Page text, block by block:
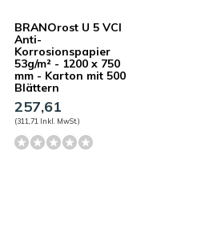
BRANOrost U 5 VCI
Anti-
Korrosionspapier
53g/m² - 1200 x 750
mm - Karton mit 500
Blättern
257,61
(311,71 Inkl. MwSt.)